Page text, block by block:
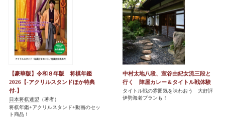
【豪華版】令和８年版 将棋年鑑
2026【-アクリルスタンドほか特典
付-】
日本将棋連盟 （著者）
将棋年鑑+アクリルスタンド+動画のセッ
ト商品！
中村太地八段、室谷由紀女流三段と
行く 陣屋カレー＆タイトル戦体験
タイトル戦の雰囲気を味わおう 大好評
伊勢海老プランも！